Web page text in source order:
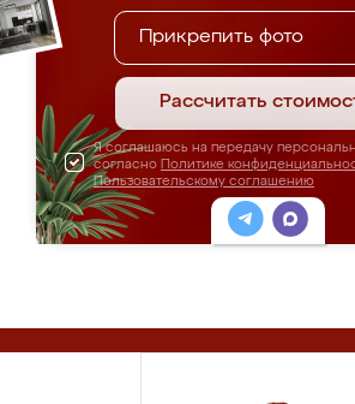
Прикрепить фото
Рассчитать
Я соглашаюсь на передачу
согласно Политике
Пользовательскому соглашению